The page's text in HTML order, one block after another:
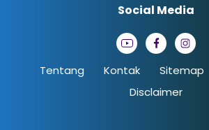
Tentang Kontak Sitemap
Disclaimer
Social Media